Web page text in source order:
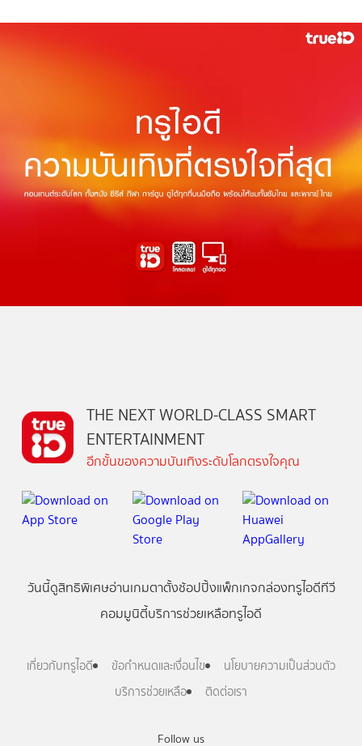
Follow us
THE NEXT WORLD-CLASS SMART
ENTERTAINMENT
อีกขั้นของความบันเทิงระดับโลกตรงใจคุณ
วันนี้ดูสิทธิพิเศษอ่านเกมตาตั้งช้อปปิ้งแพ็กเกจกล่องทรูไอดีทีวี
คอมมูนิตี้บริการช่วยเหลือทรูไอดี
เกี่ยวกับทรูไอดี ข้อกำหนดและเงื่อนไข
นโยบายความเป็นส่วนตัว
บริการช่วยเหลือ
ติดต่อเรา